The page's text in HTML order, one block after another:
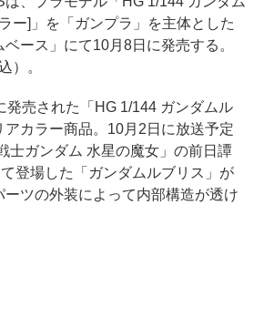
ー]」を「ガンプラ」を主体とした
ース」にて10月8日に発売する。
）。
売された「HG 1/144 ガンダムル
アカラー商品。10月2日に放送予定
士ガンダム 水星の魔女」の前日譚
て登場した「ガンダムルブリス」が
ツの外装によって内部構造が透け